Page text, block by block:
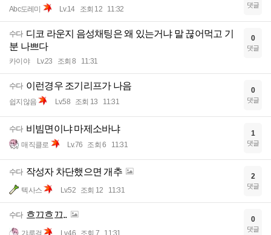
Abc도레미 Lv.14 조회 12 11:32 댓글
수다 디코 라운지 음성채팅은 왜 있는거냐 말 끊어먹고 기
분 나쁘다
카이야 Lv.23 조회 8 11:31
0
댓글
수다 이런경우 조기리프가 나음
쉽지않음 Lv.58 조회 13 11:31
0
댓글
수다 비빔면이냐 마제소바냐
매직클로 Lv.76 조회 6 11:31
1
댓글
수다 작성자 차단했으면 개추
텍사스 Lv.52 조회 12 11:31
2
댓글
수다 흐끄흐끄..
갸루걸 Lv.46 조회 7 11:31
0
댓글